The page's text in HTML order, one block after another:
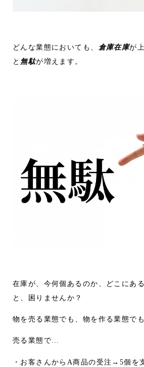
どんな業態においても、 倉庫在庫が
と 無駄が増えます。
在庫が、今何個あるのか、どこにあ
と、困りませんか？
物を売る業態でも、物を作る業態で
売る業態で…
・お客さんからA商品の受注→5個を